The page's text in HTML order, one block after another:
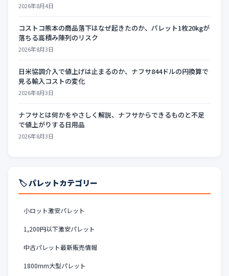
2026年8月4日
コストコ熊本の商品落下はなぜ起きたのか、パレット1枚20kgが
落ちる高積み陳列のリスク
2026年8月3日
日米協調介入で値上げは止まるのか、ナフサ844ドルの円換算で
見る輸入コストの変化
2026年8月3日
ナフサとは何かをやさしく解説、ナフサからできるものと不足
で値上がりする日用品
2026年8月3日
🏷️ パレットカテゴリー
小ロット激安パレット
1,200円以下激安パレット
中古パレット最新販売情報
1800mm大型パレット